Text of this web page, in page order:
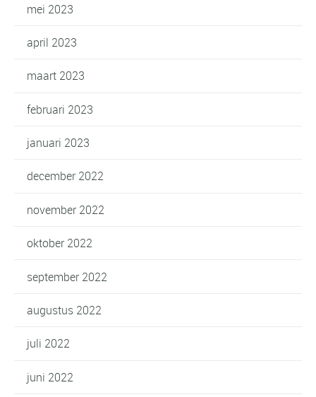
mei 2023
april 2023
maart 2023
februari 2023
januari 2023
december 2022
november 2022
oktober 2022
september 2022
augustus 2022
juli 2022
juni 2022